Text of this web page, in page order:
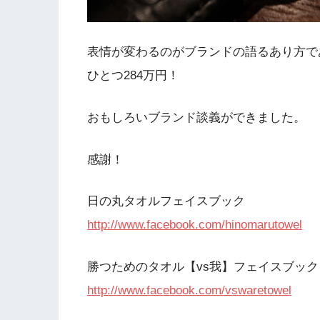
表情が変わるのがブランドの語るあり方
ひとつ284万円！
おもしろいブランド談義ができました。
感謝！
日の丸タオルフェイスブック
http://www.facebook.com/hinomarutowel
勝つためのタオル【vs我】フェイスブック
http://www.facebook.com/vswaretowel